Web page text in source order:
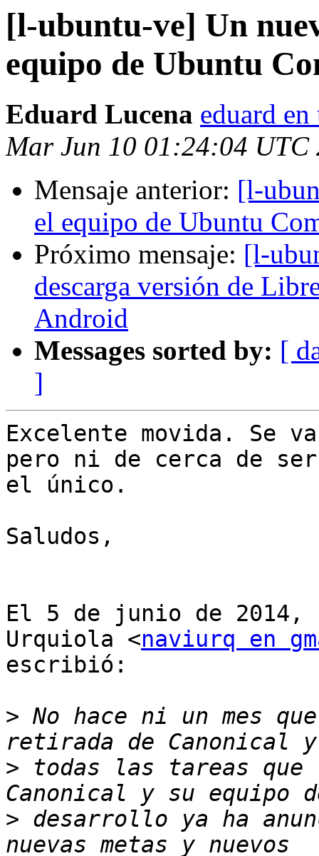
[l-ubuntu-ve] Un
equipo de Ubuntu
Eduard Lucena eduard
Mar Jun 10 01:24:04 UTC
Mensaje anterior: [l-
el equipo de Ubuntu
Próximo mensaje: [l-
descarga versión de
Android
Messages sorted by: [
]
Excelente movida. Se
pero ni de cerca de ser
el único.
Saludos,
El 5 de junio de 2014,
Urquiola <naviurq en
escribió:
> No hace ni un mes
> todas las tareas que
> desarrollo ya ha